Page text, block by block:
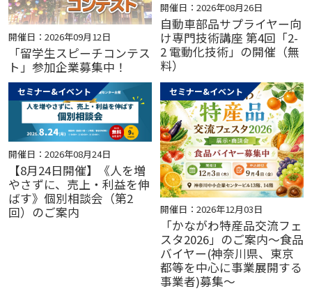
開催日：2026年09月12日
「留学生スピーチコンテス
ト」参加企業募集中！
開催日：2026年08月26日
自動車部品サプライヤー向
け専門技術講座 第4回「2-
2 電動化技術」の開催（無
料）
セミナー&イベント
開催日：2026年08月24日
【8月24日開催】《人を増
やさずに、売上・利益を伸
ばす》個別相談会（第2
回）のご案内
セミナー&イベント
開催日：2026年12月03日
「かながわ特産品交流フェ
スタ2026」のご案内～食品
バイヤー(神奈川県、東京
都等を中心に事業展開する
事業者)募集～